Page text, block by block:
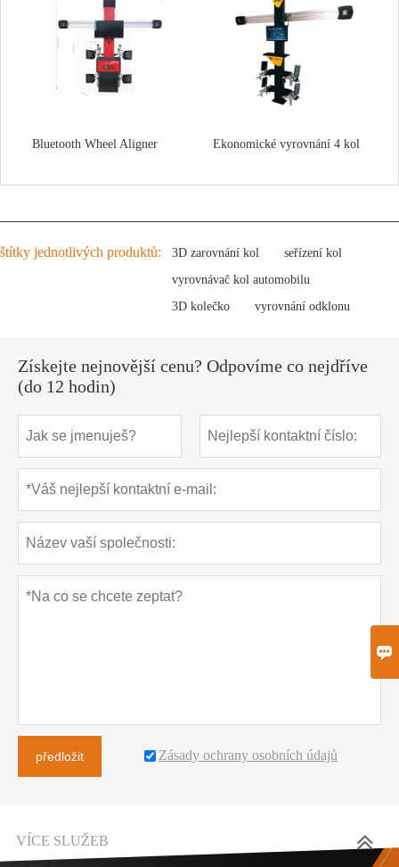
Bluetooth Wheel Aligner Ekonomické vyrovnání 4 kol
štítky jednotlivých produktů: 3D zarovnání kol
seřízení kol
vyrovnávač kol automobilu
3D kolečko
vyrovnání odklonu
Získejte nejnovější cenu? Odpovíme co nejdříve
(do 12 hodin)
předložit Zásady ochrany osobních údajů
VÍCE SLUŽEB
